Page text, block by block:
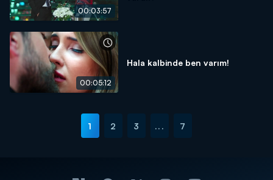
00:03:57
00:05:12
Hala kalbinde ben varım!
1 2 3 ... 7